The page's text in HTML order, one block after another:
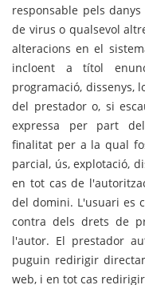
responsable pels
de virus o qualsevol
alteracions en el
incloent a títol
programació, dissenys,
del prestador o, si
expressa per part
finalitat per a la qual
parcial, ús, explotació,
en tot cas de
del domini. L'usuari es
contra dels drets de
l'autor. El prestador
puguin redirigir
web, i en tot cas